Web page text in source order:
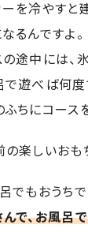
ーを冷やすと
るんですよ。
途中には、
で遊べば何度
ちにコース
楽しいおも
呂でもおうち
んで、お風呂